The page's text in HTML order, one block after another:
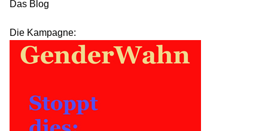
Das Blog
Die Kampagne: